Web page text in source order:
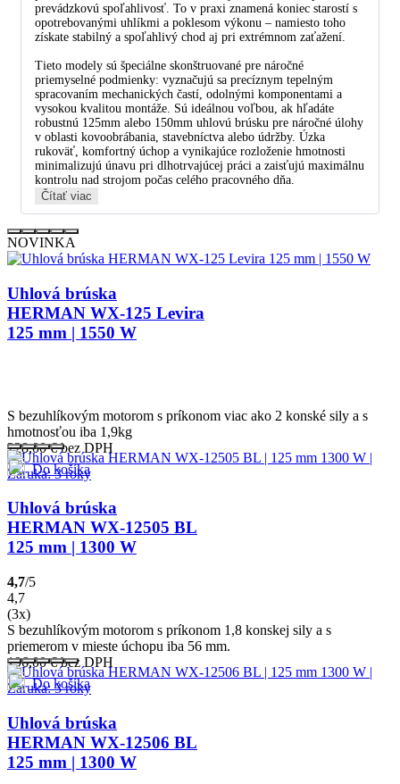
prevádzkovú spoľahlivosť. To v praxi znamená koniec starostí s
opotrebovanými uhlíkmi a poklesom výkonu – namiesto toho
získate stabilný a spoľahlivý chod aj pri extrémnom zaťažení.
Tieto modely sú špeciálne skonštruované pre náročné
priemyselné podmienky: vyznačujú sa precíznym tepelným
spracovaním mechanických častí, odolnými komponentami a
vysokou kvalitou montáže. Sú ideálnou voľbou, ak hľadáte
robustnú 125mm alebo 150mm uhlovú brúsku pre náročné úlohy
v oblasti kovoobrábania, stavebníctva alebo údržby. Úzka
rukoväť, komfortný úchop a vynikajúce rozloženie hmotnosti
minimalizujú únavu pri dlhotrvajúcej práci a zaisťujú maximálnu
kontrolu nad strojom počas celého pracovného dňa.
Čítať viac
NOVINKA
Uhlová brúska
HERMAN WX-125 Levira
125 mm | 1550 W
S bezuhlíkovým motorom s príkonom viac ako 2 konské sily a s
hmotnosťou iba 1,9kg
228,00€bez DPH
Do košíka
Uhlová brúska
HERMAN WX-12505 BL
125 mm | 1300 W
4,7/5
4,7
(3x)
S bezuhlíkovým motorom s príkonom 1,8 konskej sily a s
priemerom v mieste úchopu iba 56 mm.
196,00€bez DPH
Do košíka
Uhlová brúska
HERMAN WX-12506 BL
125 mm | 1300 W